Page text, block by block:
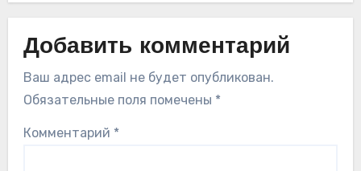
Добавить комментарий
Ваш адрес email не будет опубликован.
Обязательные поля помечены *
Комментарий *